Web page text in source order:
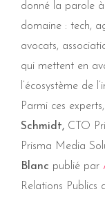
donné la parole
domaine : tech,
avocats,
qui mettent en
l’écosystème de
Parmi ces
Schmidt, CTO
Prisma Media
Blanc publié par
Relations Publics